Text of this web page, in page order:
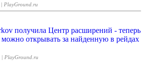
| PlayGround.ru
получила Центр расширений - теперь
можно открывать за найденную в рейдах
| PlayGround.ru